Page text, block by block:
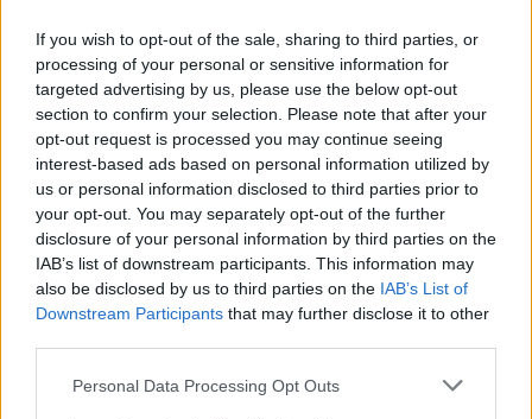
If you wish to opt-out of the sale, sharing to third parties, or
processing of your personal or sensitive information for
targeted advertising by us, please use the below opt-out
section to confirm your selection. Please note that after your
opt-out request is processed you may continue seeing
interest-based ads based on personal information utilized by
us or personal information disclosed to third parties prior to
your opt-out. You may separately opt-out of the further
disclosure of your personal information by third parties on the
IAB’s list of downstream participants. This information may
also be disclosed by us to third parties on the IAB’s List of
Downstream Participants that may further disclose it to other
Personal Data Processing Opt Outs
cercatori di funghi con perdita di orientamento. I due,
rispettivamente di sessantatrè e sessantacinque anni residenti in
provincia di Modena, sono partiti dal Lago Santo Modenese in
direzione del Lago Baccio, nel comune di Pievepelago. Nella
zona compresa tra il Lago Baccio e il Lago Turchino, sorpresi da
un temporale e dalle nuvole basse, hanno perso l’orientamento.
Hanno così deciso di chiamare i soccorsi, che in breve tempo si
sono mobilitati: le squadre del SAER e del SAGF sono arrivate in
zona, rimanendo in contatto con i due. Una temporanea schiarita
comunicando ai soccorritori di trovarsi nei pressi della croce di